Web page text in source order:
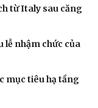
từ Italy sau căng
lễ nhậm chức của
mục tiêu hạ tầng